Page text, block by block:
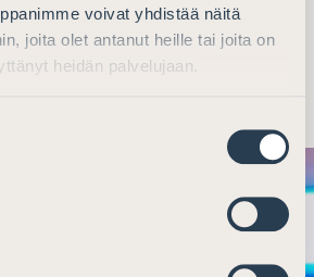
voivat yhdistää näitä
joita olet antanut heille tai joita on
heidän palvelujaan.
utbildningar och